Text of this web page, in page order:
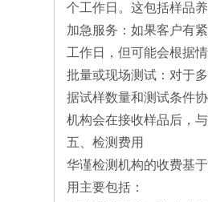
个工作日。这包括样品
加急服务：如果客户有
工作日，但可能会根据
批量或现场测试：对于
据试样数量和测试条件协
机构会在接收样品后，
五、检测费用
华谨检测机构的收费基
用主要包括：